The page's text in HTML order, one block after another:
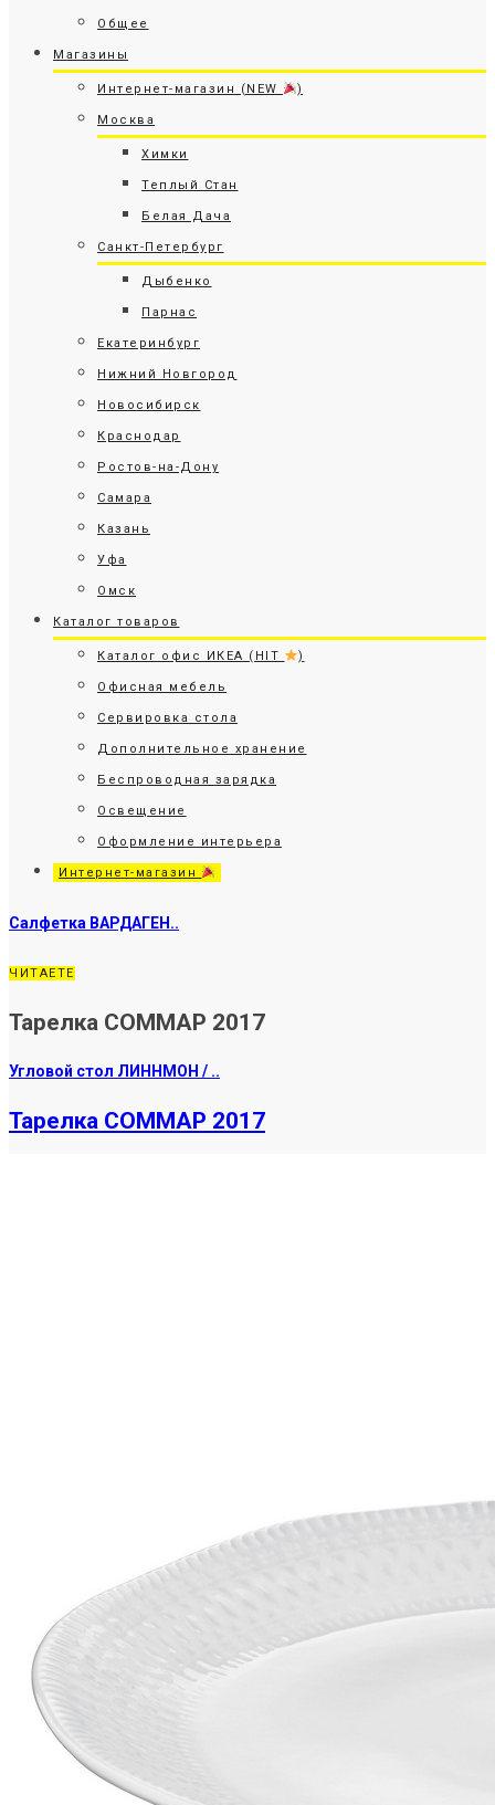
Общее
Магазины
Интернет-магазин (NEW )
Москва
Химки
Теплый Стан
Белая Дача
Санкт-Петербург
Дыбенко
Парнас
Екатеринбург
Нижний Новгород
Новосибирск
Краснодар
Ростов-на-Дону
Самара
Казань
Уфа
Омск
Каталог товаров
Каталог офис ИКЕА (HIT )
Офисная мебель
Сервировка стола
Дополнительное хранение
Беспроводная зарядка
Освещение
Оформление интерьера
Интернет-магазин
Салфетка ВАРДАГЕН..
ЧИТАЕТЕ
Тарелка СОММАР 2017
Угловой стол ЛИННМОН / ..
Тарелка СОММАР 2017